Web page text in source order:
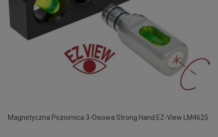
Magnetyczna Poziomica 3-Osiowa Strong Hand EZ-View LM4625